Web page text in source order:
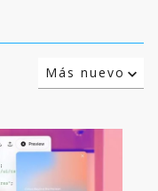
Más nuevo